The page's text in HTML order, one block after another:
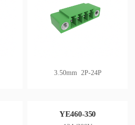
3.50mm 2P-24P
YE460-350